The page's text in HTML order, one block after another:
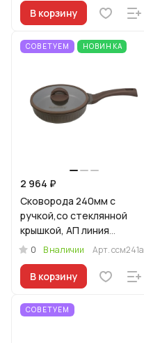
В корзину
СОВЕТУЕМ НОВИНКА
2 964 ₽
Сковорода 240мм с
ручкой,со стеклянной
крышкой, АП линия
"Стелла"(мокко)
0 В наличии Арт.ссм241а
В корзину
СОВЕТУЕМ